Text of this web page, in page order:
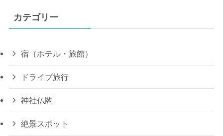
カテゴリー
宿（ホテル・旅館）
ドライブ旅行
神社仏閣
絶景スポット